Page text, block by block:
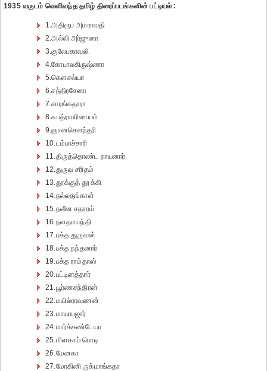
1935 வருடம் வெளிவந்த தமிழ் திரைப்படங்களின் பட்டியல் :
1.அதிரூப அமராவதி
2.அல்லி அர்ஜுனா
3.குலேபகாவலி
4.கோபாலகிருஷ்ணா
5.கௌசல்யா
6.சந்திரசேனா
7.சாரங்கதாரா
8.சுபத்ராபரிணயம்
9.ஞானசௌந்தரி
10.டம்பாச்சாரி
11.திருத்தொண்ட நாயனார்
12.துருவ சரிதம்
13.தூக்குத் தூக்கி
14.நல்லதங்காள்
15.நவீன சதாரம்
16.நளதமயந்தி
17.பக்த துருவன்
18.பக்த நந்தனார்
19.பக்த ராம்தாஸ்
20.பட்டினத்தார்
21.பூர்ணசந்திரன்
22.மயில்ராவணன்
23.மாயாபஜார்
24.மார்க்கண்டேயா
25.மிளகாய் பொடி
26.மேனகா
27.மோகினி ருக்மாங்கதா